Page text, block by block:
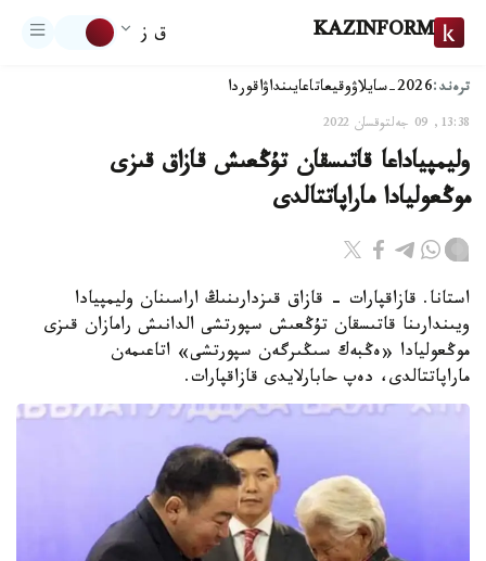
KAZINFORM ق ز
ترەند:2026-سايلاۋ وقيعاتاعايىنداۋاقوردا
13:38, 09 جەلتوقسان 2022
وليمپياداعا قاتىسقان تۇڭعىش قازاق قىزى
موڭعوليادا ماراپاتتالدى
استانا. قازاقپارات - قازاق قىزدارىنىڭ اراسىنان وليمپيادا
ويىندارىنا قاتىسقان تۇڭعىش سپورتشى الدانىش رامازان قىزى
موڭعوليادا «ەڭبەك سىڭىرگەن سپورتشى» اتاعىمەن
ماراپاتتالدى، دەپ حابارلايدى قازاقپارات.